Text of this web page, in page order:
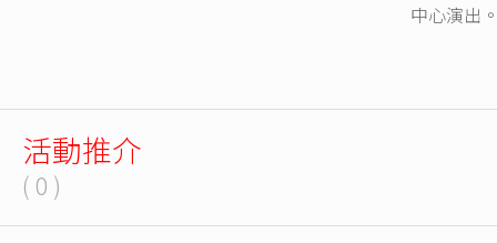
中心演出
活動推介
( 0 )